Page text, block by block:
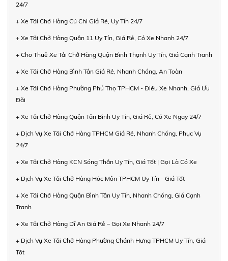
24/7
+ Xe Tải Chở Hàng Củ Chi Giá Rẻ, Uy Tín 24/7
+ Xe Tải Chở Hàng Quận 11 Uy Tín, Giá Rẻ, Có Xe Nhanh 24/7
+ Cho Thuê Xe Tải Chở Hàng Quận Bình Thạnh Uy Tín, Giá Cạnh Tranh
+ Xe Tải Chở Hàng Bình Tân Giá Rẻ, Nhanh Chóng, An Toàn
+ Xe Tải Chở Hàng Phường Phú Thọ TPHCM - Điều Xe Nhanh, Giá Ưu
Đãi
+ Xe Tải Chở Hàng Quận Tân Bình Uy Tín, Giá Rẻ, Có Xe Ngay 24/7
+ Dịch Vụ Xe Tải Chở Hàng TPHCM Giá Rẻ, Nhanh Chóng, Phục Vụ
24/7
+ Xe Tải Chở Hàng KCN Sóng Thần Uy Tín, Giá Tốt | Gọi Là Có Xe
+ Dịch Vụ Xe Tải Chở Hàng Hóc Môn TPHCM Uy Tín - Giá Tốt
+ Xe Tải Chở Hàng Quận Bình Tân Uy Tín, Nhanh Chóng, Giá Cạnh
Tranh
+ Xe Tải Chở Hàng Dĩ An Giá Rẻ – Gọi Xe Nhanh 24/7
+ Dịch Vụ Xe Tải Chở Hàng Phường Chánh Hưng TPHCM Uy Tín, Giá
Tốt